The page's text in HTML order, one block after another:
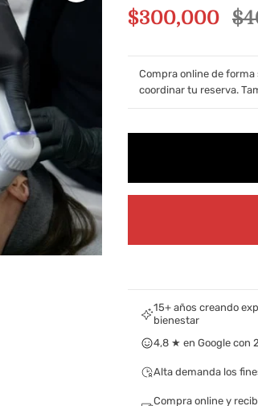
P
$300,000 P
e
c
l
Compra online de
coordinar tu reserva.
15+ años creando
bienestar
4,8 ★ en Google con
Alta demanda los
Compra online y